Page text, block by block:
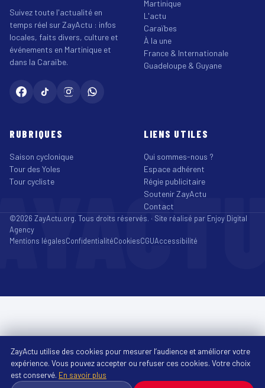
Suivez toute l'actualité en
temps réel sur ZayActu : infos
locales, faits divers, culture et
événements en Martinique et
dans la Caraïbe.
Martinique
L'actu
Caraïbes
À la une
France & Internationale
Guadeloupe & Guyane
RUBRIQUES
Saison cyclonique
Tour des Yoles
Tour cycliste
LIENS UTILES
Qui sommes-nous ?
Espace adhérent
Régie publicitaire
Soutenir ZayActu
Contact
©2026 ZayActu.org. Tous droits réservés. · Site réalisé par Enjoy Digital
Agency
Mentions légalesConfidentialitéCookiesCGUAccessibilité
ZayActu utilise des cookies pour mesurer l’audience et améliorer votre
expérience. Vous pouvez accepter ou refuser ces cookies. Votre choix
est conservé. En savoir plus